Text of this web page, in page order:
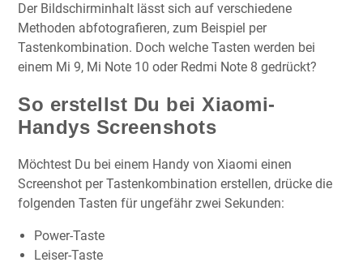
Der Bildschirminhalt lässt sich auf verschiedene
Methoden abfotografieren, zum Beispiel per
Tastenkombination. Doch welche Tasten werden bei
einem Mi 9, Mi Note 10 oder Redmi Note 8 gedrückt?
So erstellst Du bei Xiaomi-
Handys Screenshots
Möchtest Du bei einem Handy von Xiaomi einen
Screenshot per Tastenkombination erstellen, drücke die
folgenden Tasten für ungefähr zwei Sekunden:
Power-Taste
Leiser-Taste